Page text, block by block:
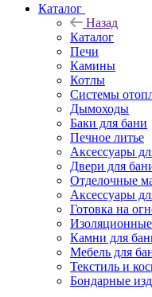
Каталог
Назад
Каталог
Печи
Камины
Котлы
Системы
Дымоходы
Баки для бани
Печное литье
Аксессуары
Двери для
Отделочные
Аксессуары
Готовка на
Камни для
Мебель для
Текстиль и
Бондарные